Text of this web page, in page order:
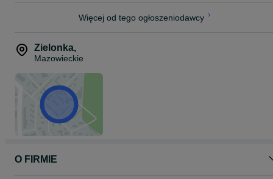
ZAMÓW WYGODNIE W NASZYM SKLEPIE ONLINE: sklep.bio-
Więcej od tego ogłoszeniodawcy
Zielonka,
Mazowieckie
O FIRMIE